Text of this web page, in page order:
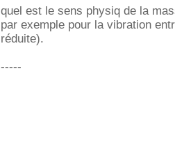
quel est le sens physiq de la
par exemple pour la vibration
réduite).
-----